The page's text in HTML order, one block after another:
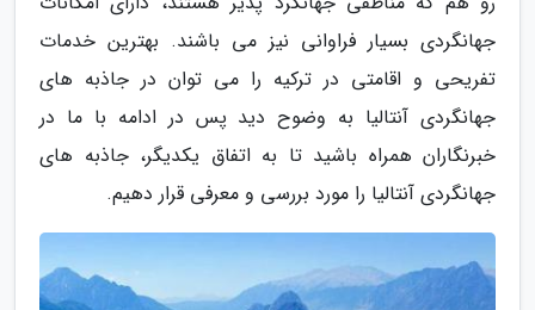
جهانگردی بسیار فراوانی نیز می باشند. بهترین خدمات
تفریحی و اقامتی در ترکیه را می توان در جاذبه های
جهانگردی آنتالیا به وضوح دید پس در ادامه با ما در
خبرنگاران همراه باشید تا به اتفاق یکدیگر، جاذبه های
جهانگردی آنتالیا را مورد بررسی و معرفی قرار دهیم.